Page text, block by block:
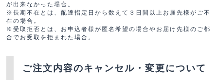
が出来なかった場合。
※長期不在とは、配達指定日から数えて３日間以上お届先様がご不
在の場合。
※受取拒否とは、お申込者様が匿名希望の場合やお届け先様のご都
合でお受取を拒まれた場合。
ご注文内容のキャンセル・変更について